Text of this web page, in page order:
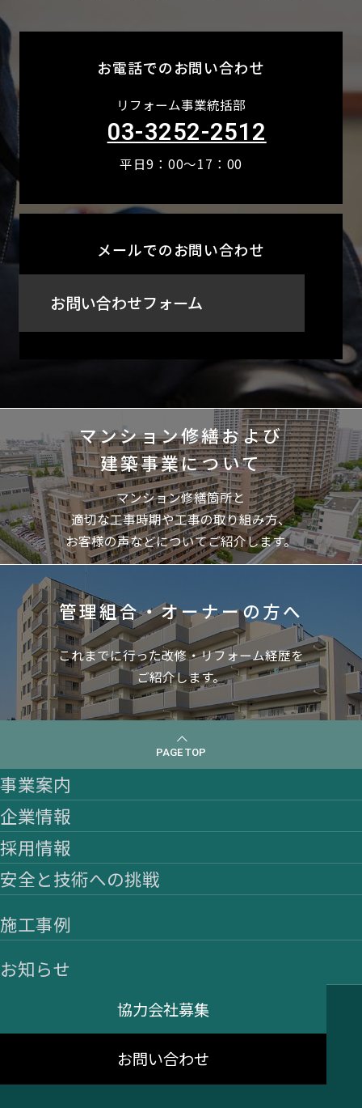
お電話でのお問い合わせ
リフォーム事業統括部
03-3252-2512
平日9：00～17：00
メールでのお問い合わせ
お問い合わせフォーム
マンション修繕および
建築事業について
マンション修繕箇所と
適切な工事時期や工事の取り組み方、
お客様の声などについてご紹介します。
管理組合・オーナーの方へ
これまでに行った改修・リフォーム経歴を
ご紹介します。
PAGE TOP
事業案内
企業情報
採用情報
安全と技術への挑戦
施工事例
お知らせ
協力会社募集
お問い合わせ